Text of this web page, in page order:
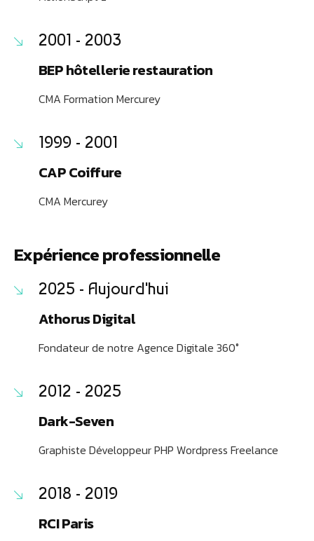
2001 - 2003
BEP hôtellerie restauration
CMA Formation Mercurey
1999 - 2001
CAP Coiffure
CMA Mercurey
Expérience professionnelle
2025 - Aujourd'hui
Athorus Digital
Fondateur de notre Agence Digitale 360°
2012 - 2025
Dark-Seven
Graphiste Développeur PHP Wordpress Freelance
2018 - 2019
RCI Paris